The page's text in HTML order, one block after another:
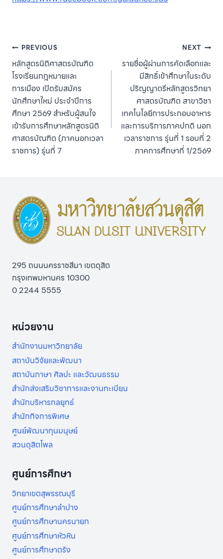
Post
navigation
PREVIOUS
หลักสูตรนิติศาสตรบัณฑิต
โรงเรียนกฎหมายและ
การเมือง เปิดรับสมัคร
นักศึกษาใหม่ ประจำปีการ
ศึกษา 2569 สำหรับผู้สนใจ
เข้ารับการศึกษาหลักสูตรนิติ
ศาสตรบัณฑิต (ภาคนอกเวลา
ราชการ) รุ่นที่ 7
NEXT
รายชื่อผู้ผ่านการคัดเลือกและ
มีสิทธิ์เข้าศึกษาในระดับ
ปริญญาตรีหลักสูตรวิทยา
ศาสตรบัณฑิต สาขาวิชา
เทคโนโลยีการประกอบอาหาร
และการบริการภาคปกติ นอก
เวลาราชการ รุ่นที่ 1 รอบที่ 2
ภาคการศึกษาที่ 1/2569
295 ถนนนครราชสีมา เขตดุสิต
กรุงเทพมหานคร 10300
0 2244 5555
หน่วยงาน
สำนักงานมหาวิทยาลัย
สถาบันวิจัยและพัฒนา
สถาบันภาษา ศิลปะ และวัฒนธรรม
สำนักส่งเสริมวิชาการและงานทะเบียน
สำนักบริหารกลยุทธ์
สำนักกิจการพิเศษ
ศูนย์พัฒนาทุนมนุษย์
สวนดุสิตโพล
ศูนย์การศึกษา
วิทยาเขตสุพรรณบุรี
ศูนย์การศึกษาลำปาง
ศูนย์การศึกษานครนายก
ศูนย์การศึกษาหัวหิน
ศูนย์การศึกษาตรัง